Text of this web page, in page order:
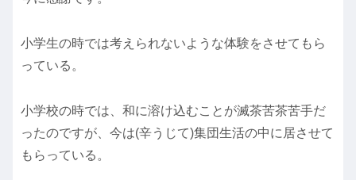
小学生の時では考えられないような体験をさせてもら
っている。
小学校の時では、和に溶け込むことが滅茶苦茶苦手だ
ったのですが、今は(辛うじて)集団生活の中に居させて
もらっている。